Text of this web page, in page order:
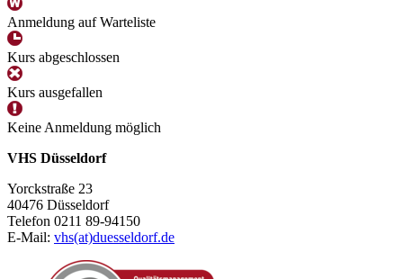
Anmeldung auf Warteliste
Kurs abgeschlossen
Kurs ausgefallen
Keine Anmeldung möglich
VHS Düsseldorf
Yorckstraße 23
40476 Düsseldorf
Telefon 0211 89-94150
E-Mail: vhs(at)duesseldorf.de